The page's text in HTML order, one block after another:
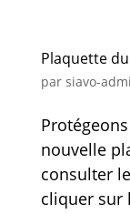
Plaquette du
par siavo-
nouvelle
consulter
cliquer sur